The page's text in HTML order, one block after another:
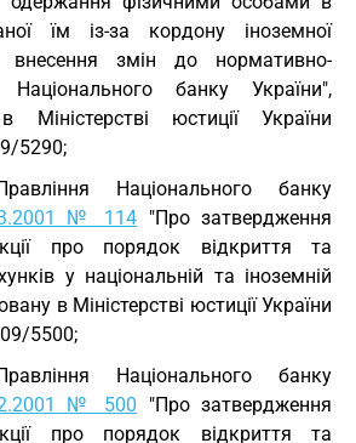
їм із-за кордону іноземної
змін до нормативно-
банку України",
Міністерстві юстиції України
5290;
Національного банку
№ 114 "Про затвердження
про порядок відкриття та
у національній та іноземній
в Міністерстві юстиції України
5500;
Національного банку
№ 500 "Про затвердження
про порядок відкриття та